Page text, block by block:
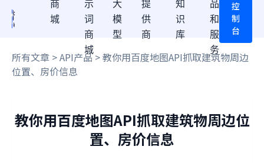
商
城
示
词
商
城
大
模
型
提
供
商
知
识
库
品
和
服
务
控
制
台
所有文章 >API产品> 教你用百度地图API抓取建筑物周边
位置、房价信息
教你用百度地图API抓取建筑物周边位
置、房价信息